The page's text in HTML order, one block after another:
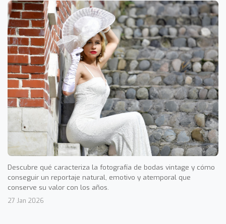
Descubre qué caracteriza la fotografía de bodas vintage y cómo
conseguir un reportaje natural, emotivo y atemporal que
conserve su valor con los años.
27 Jan 2026